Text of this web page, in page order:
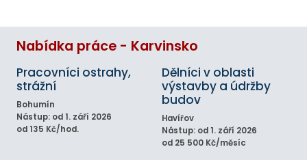
Nabídka práce - Karvinsko
Pracovníci ostrahy,
strážní
Bohumín
Nástup: od 1. září 2026
od 135 Kč/hod.
Dělníci v oblasti
výstavby a údržby
budov
Havířov
Nástup: od 1. září 2026
od 25 500 Kč/měsíc